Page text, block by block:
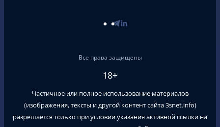
Все права защищены
18+
Частичное или полное использование материалов
(изображения, тексты и другой контент сайта3snet.info)
разрешается только при условии указания активной ссылки на